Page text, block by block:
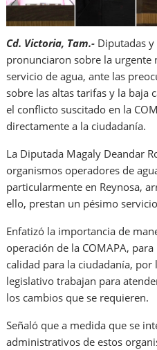
Cd. Victoria, Tam.- Diputadas
pronunciaron sobre la urgente
servicio de agua, ante las
sobre las altas tarifas y la baja
el conflicto suscitado en la
directamente a la ciudadanía.
La Diputada Magaly Deandar
organismos operadores de
particularmente en Reynosa,
ello, prestan un pésimo
Enfatizó la importancia de
operación de la COMAPA,
calidad para la ciudadanía,
legislativo trabajan para
los cambios que se requieren.
Señaló que a medida que se
administrativos de estos